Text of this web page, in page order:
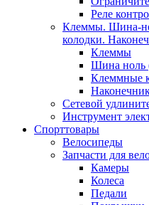
Реле
Клеммы. Шина-
колодки.
Клеммы
Шина ноль
Клеммные
Сетевой
Инструмент
Спорттовары
Велосипеды
Запчасти для
Камеры
Колеса
Педали